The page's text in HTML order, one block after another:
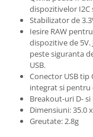
Pentru Incepatori
Kituri incepatori
Pentru Incepatori
Micro:bit
Junior Robotics
Carti
Junior Robotics
dispozitivelor I2C
Stabilizator de
Iesire RAW
dispozitive de
peste siguranta
USB.
Conector USB tip
integrat si
Breakout-uri D- si
Dimensiuni: 35.0
Greutate: 2.8g